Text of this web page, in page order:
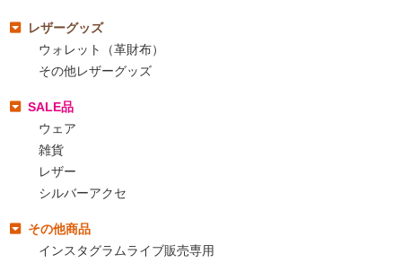
レザーグッズ
ウォレット（革財布）
その他レザーグッズ
SALE品
ウェア
雑貨
レザー
シルバーアクセ
その他商品
インスタグラムライブ販売専用